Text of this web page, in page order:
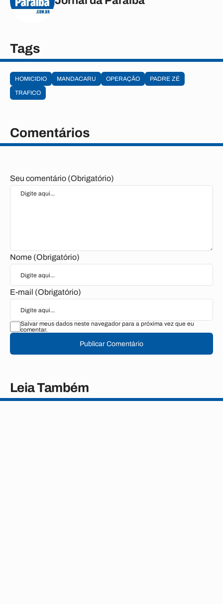
Tags
HOMICIDIO MANDACARU OPERAÇÃO
PADRE ZÉ
TRAFICO
Comentários
Seu comentário (Obrigatório)
Nome (Obrigatório)
E-mail (Obrigatório)
Salvar meus dados neste navegador para a próxima vez que eu
comentar.
Publicar Comentário
Leia Também